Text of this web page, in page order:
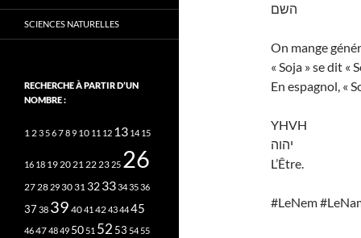
השם
On mange
« Soja » se dit «
En espagnol, «
YHVH
יהוה
L’Être.
#LeNem
SCIENCES NATURELLES
RECHERCHE À PARTIR D’UN
NOMBRE :
1 23 56789 10 11 12 13 14 15
16 18 1920212223 25 26
27 28 293031 3233343536
37 38 39 4041 42434445
46474849 50 51 52 53 54 55